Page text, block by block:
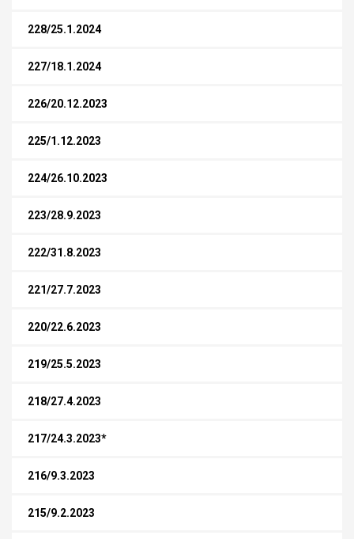
228/25.1.2024
227/18.1.2024
226/20.12.2023
225/1.12.2023
224/26.10.2023
223/28.9.2023
222/31.8.2023
221/27.7.2023
220/22.6.2023
219/25.5.2023
218/27.4.2023
217/24.3.2023*
216/9.3.2023
215/9.2.2023